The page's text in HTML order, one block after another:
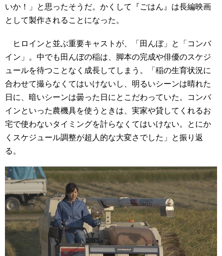
いか！」と思ったそうだ。かくして『ごはん』は長編映画
として製作されることになった。
ヒロインと並ぶ重要キャストが、「田んぼ」と「コンバ
イン」。中でも田んぼの稲は、脚本の完成や俳優のスケジ
ュールを待つことなく成長してしまう。「稲の生育状況に
合わせて撮らなくてはいけないし、明るいシーンは晴れた
日に、暗いシーンは曇った日にとこだわっていた。コンバ
インといった農機具を使うときは、実家や貸してくれるお
宅で使わないタイミングを計らなくてはいけない。とにか
くスケジュール調整が超人的な大変さでした」と振り返
る。